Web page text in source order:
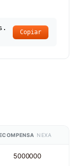
Copiar
NEXA
5000000